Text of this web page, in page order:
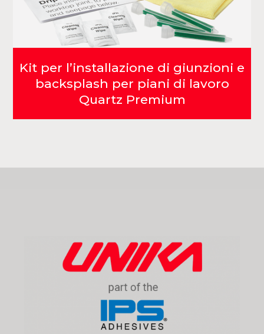
Kit per l’installazione di giunzioni e
backsplash per piani di lavoro
Quartz Premium